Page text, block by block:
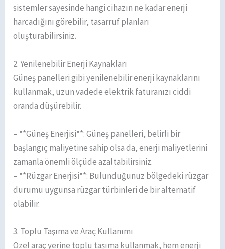
sistemler sayesinde hangi cihazın ne kadar enerji
harcadığını görebilir, tasarruf planları
oluşturabilirsiniz.
2. Yenilenebilir Enerji Kaynakları
Güneş panelleri gibi yenilenebilir enerji kaynaklarını
kullanmak, uzun vadede elektrik faturanızı ciddi
oranda düşürebilir.
– **Güneş Enerjisi**: Güneş panelleri, belirli bir
başlangıç maliyetine sahip olsa da, enerji maliyetlerini
zamanla önemli ölçüde azaltabilirsiniz.
– **Rüzgar Enerjisi**: Bulunduğunuz bölgedeki rüzgar
durumu uygunsa rüzgar türbinleri de bir alternatif
olabilir.
3. Toplu Taşıma ve Araç Kullanımı
Özel araç yerine toplu taşıma kullanmak, hem enerji